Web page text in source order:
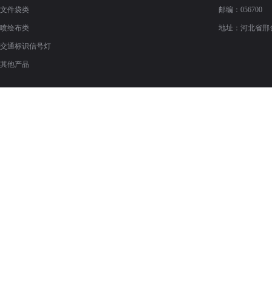
文件袋类
喷绘布类
交通标识信号灯
其他产品
邮编：056700
地址：河北省邢